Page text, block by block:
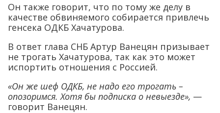
Он также говорит, что по тому же делу в
качестве обвиняемого собирается привлечь
генсека ОДКБ Хачатурова.
В ответ глава СНБ Артур Ванецян призывает
не трогать Хачатурова, так как это может
испортить отношения с Россией.
«Он же шеф ОДКБ, не надо его трогать –
опозоримся. Хотя бы подписка о невыезде», —
говорит Ванецян.